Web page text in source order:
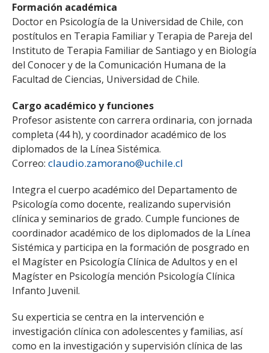
BIBLIOTECA
ADMISIÓN
ESTUDIANTES
ACADÉMICOS
FUNCIONARIOS
EGRESADOS
Formación académica
Doctor en Psicología de la Universidad de Chile, con
postítulos en Terapia Familiar y Terapia de Pareja del
Instituto de Terapia Familiar de Santiago y en Biología
del Conocer y de la Comunicación Humana de la
Facultad de Ciencias, Universidad de Chile.
Cargo académico y funciones
Profesor asistente con carrera ordinaria, con jornada
completa (44 h), y coordinador académico de los
diplomados de la Línea Sistémica.
Correo: claudio.zamorano@uchile.cl
Integra el cuerpo académico del Departamento de
Psicología como docente, realizando supervisión
clínica y seminarios de grado. Cumple funciones de
coordinador académico de los diplomados de la Línea
Sistémica y participa en la formación de posgrado en
el Magíster en Psicología Clínica de Adultos y en el
Magíster en Psicología mención Psicología Clínica
Infanto Juvenil.
Su experticia se centra en la intervención e
investigación clínica con adolescentes y familias, así
como en la investigación y supervisión clínica de las